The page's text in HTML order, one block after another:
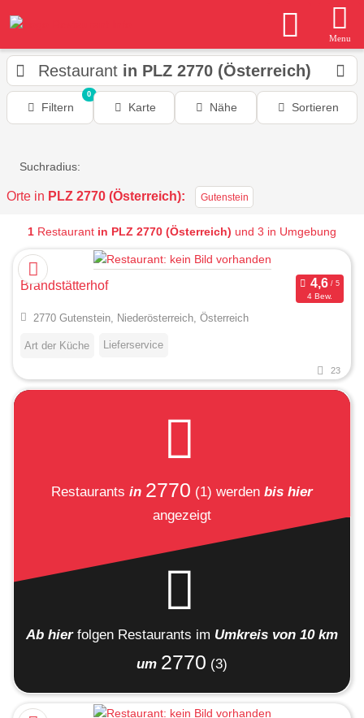
Menu
Restaurant in PLZ 2770 (Österreich)
Filtern
0
Karte Nähe Sortieren
Suchradius:
Orte in PLZ 2770 (Österreich): Gutenstein
1 Restaurant in PLZ 2770 (Österreich) und 3 in Umgebung
Brandstätterhof
4 Bew.
2770 Gutenstein, Niederösterreich, Österreich
Art der Küche Lieferservice
23
Restaurants in 2770 (1) werden bis hier
angezeigt
Ab hier folgen Restaurants im Umkreis von 10 km
um 2770 (3)